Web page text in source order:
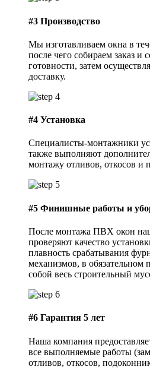
#3 Производство
Мы изготавливаем окна в
после чего собираем заказ и
готовности, затем
доставку.
#4 Установка
Специалисты-монтажники
также выполняют
монтажу отливов, откосов и
#5 Финишные работы и
После монтажа ПВХ окон
проверяют качество
плавность срабатывания
механизмов, в обязательном
собой весь строительный
#6 Гарантия 5 лет
Наша компания
все выполняемые работы
отливов, откосов,